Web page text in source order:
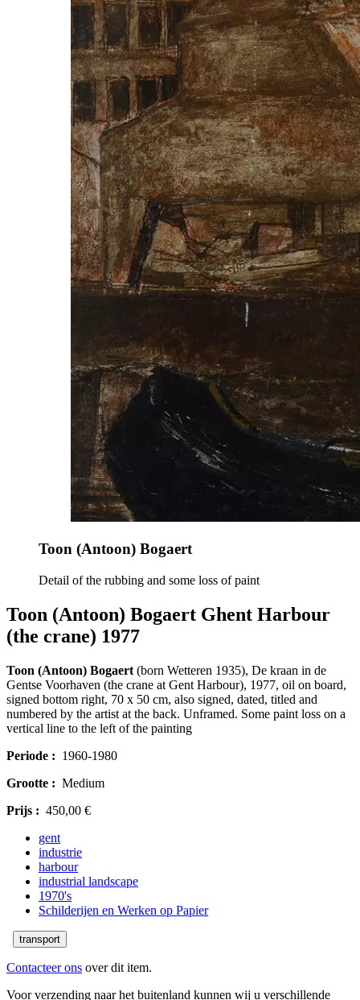
Toon (Antoon) Bogaert
Detail of the rubbing and some loss of paint
Toon (Antoon) Bogaert Ghent Harbour
(the crane) 1977
Toon (Antoon) Bogaert (born Wetteren 1935), De kraan in de
Gentse Voorhaven (the crane at Gent Harbour), 1977, oil on board,
signed bottom right, 70 x 50 cm, also signed, dated, titled and
numbered by the artist at the back. Unframed. Some paint loss on a
vertical line to the left of the painting
Periode : 1960-1980
Grootte : Medium
Prijs : 450,00 €
gent
industrie
harbour
industrial landscape
1970's
Schilderijen en Werken op Papier
transport
Contacteer ons over dit item.
Voor verzending naar het buitenland kunnen wij u verschillende